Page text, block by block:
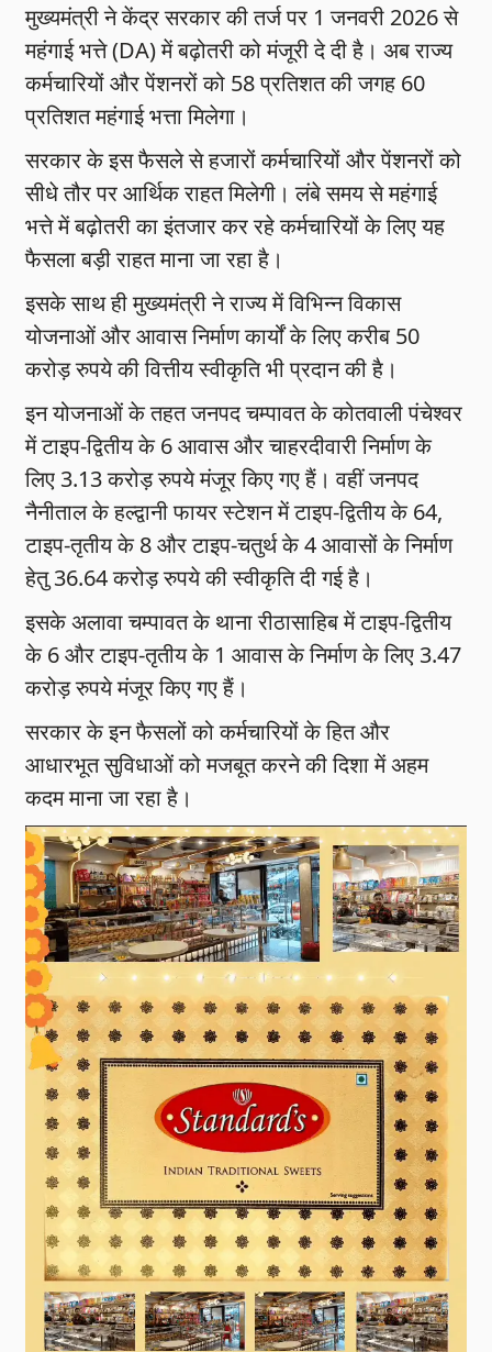
मुख्यमंत्री ने केंद्र सरकार की तर्ज पर 1 जनवरी 2026 से
महंगाई भत्ते (DA) में बढ़ोतरी को मंजूरी दे दी है। अब राज्य
कर्मचारियों और पेंशनरों को 58 प्रतिशत की जगह 60
प्रतिशत महंगाई भत्ता मिलेगा।
सरकार के इस फैसले से हजारों कर्मचारियों और पेंशनरों को
सीधे तौर पर आर्थिक राहत मिलेगी। लंबे समय से महंगाई
भत्ते में बढ़ोतरी का इंतजार कर रहे कर्मचारियों के लिए यह
फैसला बड़ी राहत माना जा रहा है।
इसके साथ ही मुख्यमंत्री ने राज्य में विभिन्न विकास
योजनाओं और आवास निर्माण कार्यों के लिए करीब 50
करोड़ रुपये की वित्तीय स्वीकृति भी प्रदान की है।
इन योजनाओं के तहत जनपद चम्पावत के कोतवाली पंचेश्वर
में टाइप-द्वितीय के 6 आवास और चाहरदीवारी निर्माण के
लिए 3.13 करोड़ रुपये मंजूर किए गए हैं। वहीं जनपद
नैनीताल के हल्द्वानी फायर स्टेशन में टाइप-द्वितीय के 64,
टाइप-तृतीय के 8 और टाइप-चतुर्थ के 4 आवासों के निर्माण
हेतु 36.64 करोड़ रुपये की स्वीकृति दी गई है।
इसके अलावा चम्पावत के थाना रीठासाहिब में टाइप-द्वितीय
के 6 और टाइप-तृतीय के 1 आवास के निर्माण के लिए 3.47
करोड़ रुपये मंजूर किए गए हैं।
सरकार के इन फैसलों को कर्मचारियों के हित और
आधारभूत सुविधाओं को मजबूत करने की दिशा में अहम
कदम माना जा रहा है।